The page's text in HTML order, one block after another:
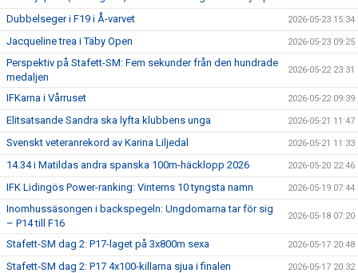
Dubbelseger i F19 i Å-varvet 2026-05-23 15:34
Jacqueline trea i Täby Open 2026-05-23 09:25
Perspektiv på Stafett-SM: Fem sekunder från den hundrade
medaljen
2026-05-22 23:31
IFKarna i Vårruset 2026-05-22 09:39
Elitsatsande Sandra ska lyfta klubbens unga 2026-05-21 11:47
Svenskt veteranrekord av Karina Liljedal 2026-05-21 11:33
14.34 i Matildas andra spanska 100m-häcklopp 2026 2026-05-20 22:46
IFK Lidingös Power-ranking: Vinterns 10 tyngsta namn 2026-05-19 07:44
Inomhussäsongen i backspegeln: Ungdomarna tar för sig
– P14 till F16
2026-05-18 07:20
Stafett-SM dag 2: P17-laget på 3x800m sexa 2026-05-17 20:48
Stafett-SM dag 2: P17 4x100-killarna sjua i finalen 2026-05-17 20:32